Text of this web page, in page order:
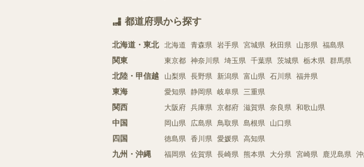
都道府県から探す
北海道・東北 北海道 青森県 岩手県 宮城県 秋田県 山形県 福島県
関東 東京都 神奈川県 埼玉県 千葉県 茨城県 栃木県 群馬県
北陸・甲信越 山梨県 長野県 新潟県 富山県 石川県 福井県
東海 愛知県 静岡県 岐阜県 三重県
関西 大阪府 兵庫県 京都府 滋賀県 奈良県 和歌山県
中国 岡山県 広島県 鳥取県 島根県 山口県
四国 徳島県 香川県 愛媛県 高知県
九州・沖縄 福岡県 佐賀県 長崎県 熊本県 大分県 宮崎県 鹿児島県